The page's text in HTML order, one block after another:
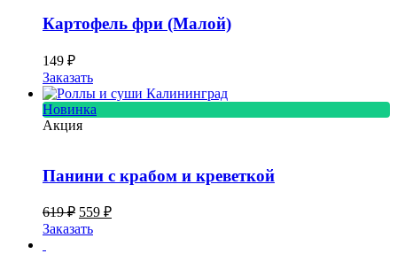
Картофель фри (Малой)
149 ₽
Заказать
Новинка
Акция
Панини с крабом и креветкой
619₽ Первоначальная
цена
составляла
559 ₽Текущая
Заказать